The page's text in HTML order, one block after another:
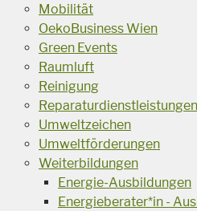
Mobilität
OekoBusiness Wien
Green Events
Raumluft
Reinigung
Reparaturdienstleistungen
Umweltzeichen
Umweltförderungen
Weiterbildungen
Energie-Ausbildungen
Energieberater*in -